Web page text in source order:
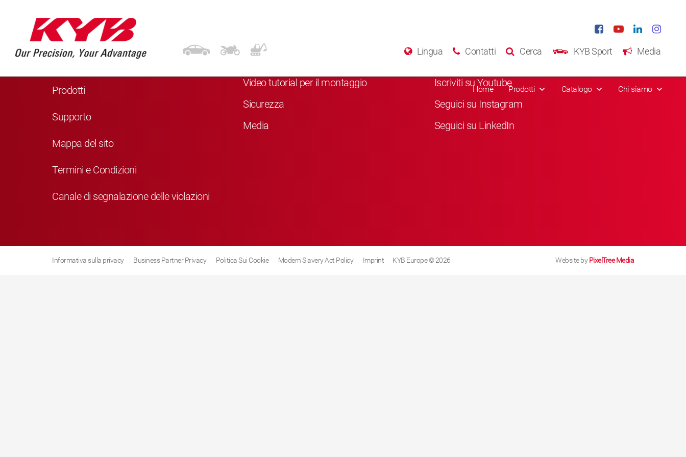
Lingua Contatti Cerca KYB Sport Media
Home Prodotti Catalogo Chi siamo
Navigazione
Prodotti
Supporto
Mappa del sito
Termini e Condizioni
Canale di segnalazione delle violazioni
Video tutorial per il montaggio
Sicurezza
Media
Iscriviti su Youtube
Seguici su Instagram
Seguici su LinkedIn
Informativa sulla privacy Business Partner Privacy Politica Sui Cookie Modern Slavery Act Policy Imprint KYB Europe © 2026 Website byPixelTree Media